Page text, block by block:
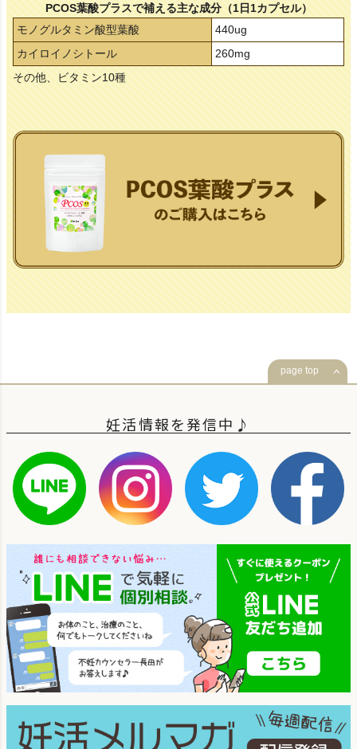
PCOS葉酸プラスで補える主な成分（1日1カプセル）
モノグルタミン酸型葉酸
440ug
カイロイノシトール
260mg
その他、ビタミン10種
page top
妊活情報を発信中♪